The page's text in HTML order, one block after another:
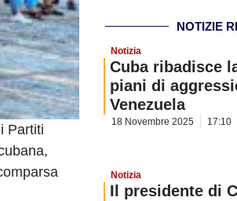
Partiti
NOTIZIE
Notizia
Cuba ribadisce
piani di
Venezuela
18 Novembre 2025 17:10
Notizia
Il presidente di